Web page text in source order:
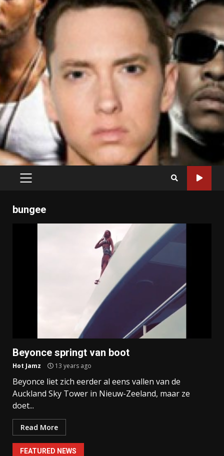
PRIMARY
bungee
Beyonce springt van boot
Hot Jamz 13 years ago
Beyonce liet zich eerder al eens vallen van de
Auckland Sky Tower in Nieuw-Zeeland, maar ze
doet...
Read More
FEATURED NEWS